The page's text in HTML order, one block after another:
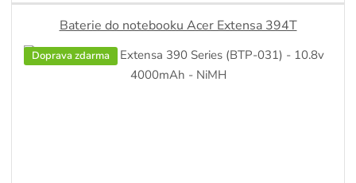
Baterie do notebooku Acer Extensa 394T
Doprava zdarma